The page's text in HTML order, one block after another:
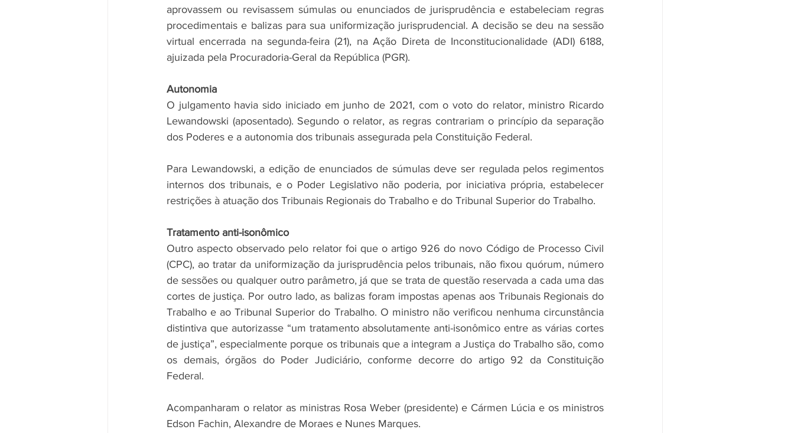
aprovassem ou revisassem súmulas ou enunciados de jurisprudência e estabeleciam regras
procedimentais e balizas para sua uniformização jurisprudencial. A decisão se deu na sessão
virtual encerrada na segunda-feira (21), na Ação Direta de Inconstitucionalidade (ADI) 6188,
ajuizada pela Procuradoria-Geral da República (PGR).
Autonomia
O julgamento havia sido iniciado em junho de 2021, com o voto do relator, ministro Ricardo
Lewandowski (aposentado). Segundo o relator, as regras contrariam o princípio da separação
dos Poderes e a autonomia dos tribunais assegurada pela Constituição Federal.
Para Lewandowski, a edição de enunciados de súmulas deve ser regulada pelos regimentos
internos dos tribunais, e o Poder Legislativo não poderia, por iniciativa própria, estabelecer
restrições à atuação dos Tribunais Regionais do Trabalho e do Tribunal Superior do Trabalho.
Tratamento anti-isonômico
Outro aspecto observado pelo relator foi que o artigo 926 do novo Código de Processo Civil
(CPC), ao tratar da uniformização da jurisprudência pelos tribunais, não fixou quórum, número
de sessões ou qualquer outro parâmetro, já que se trata de questão reservada a cada uma das
cortes de justiça. Por outro lado, as balizas foram impostas apenas aos Tribunais Regionais do
Trabalho e ao Tribunal Superior do Trabalho. O ministro não verificou nenhuma circunstância
distintiva que autorizasse “um tratamento absolutamente anti-isonômico entre as várias cortes
de justiça”, especialmente porque os tribunais que a integram a Justiça do Trabalho são, como
os demais, órgãos do Poder Judiciário, conforme decorre do artigo 92 da Constituição
Federal.
Acompanharam o relator as ministras Rosa Weber (presidente) e Cármen Lúcia e os ministros
Edson Fachin, Alexandre de Moraes e Nunes Marques.